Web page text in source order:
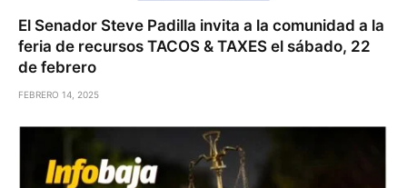
El Senador Steve Padilla invita a la comunidad a la
feria de recursos TACOS & TAXES el sábado, 22
de febrero
FEBRERO 14, 2025